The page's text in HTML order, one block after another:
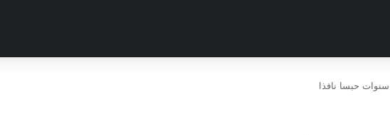
حبسا نافذا